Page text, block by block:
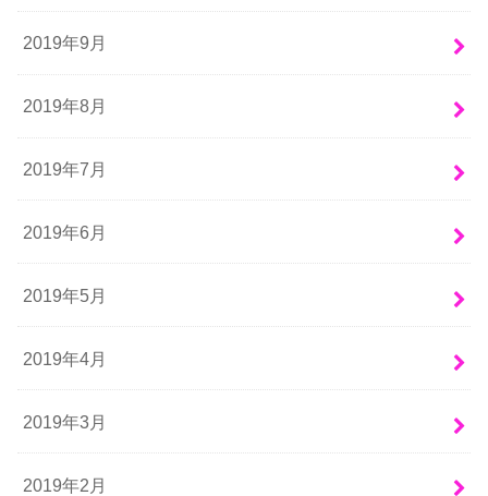
2019年9月
2019年8月
2019年7月
2019年6月
2019年5月
2019年4月
2019年3月
2019年2月